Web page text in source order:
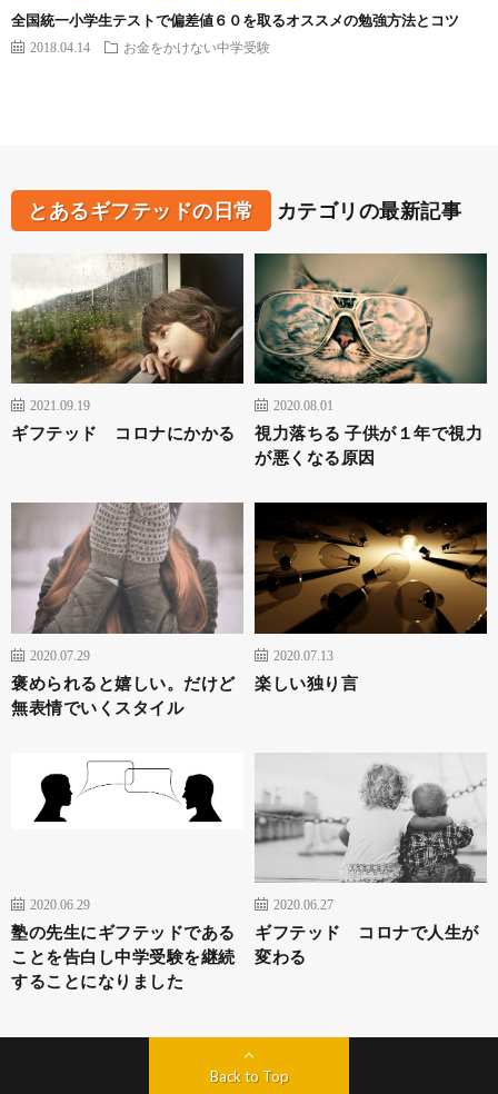
全国統一小学生テストで偏差値６０を取るオススメの勉強方法とコツ
2018.04.14 お金をかけない中学受験
とあるギフテッドの日常 カテゴリの最新記事
2021.09.19
ギフテッド コロナにかかる
2020.08.01
視力落ちる 子供が１年で視力
が悪くなる原因
2020.07.29
褒められると嬉しい。だけど
無表情でいくスタイル
2020.07.13
楽しい独り言
2020.06.29
塾の先生にギフテッドである
ことを告白し中学受験を継続
することになりました
2020.06.27
ギフテッド コロナで人生が
変わる
Back to Top